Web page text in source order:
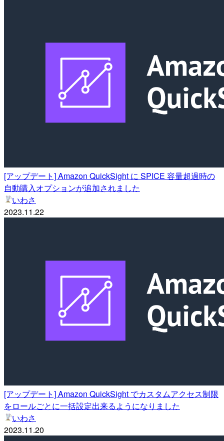
[アップデート] Amazon QuickSight に SPICE 容量超過時の
自動購入オプションが追加されました
いわさ
2023.11.22
[アップデート] Amazon QuickSight でカスタムアクセス制限
をロールごとに一括設定出来るようになりました
いわさ
2023.11.20